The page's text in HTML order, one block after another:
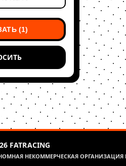
(1)
FATRACING
НЕКОММЕРЧЕСКАЯ ОРГАНИЗАЦИЯ